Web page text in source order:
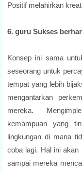
Positif melahirkan
6. guru Sukses
Konsep ini sama
seseorang untuk
tempat yang lebih
mengantarkan
mereka.
kemampuan yang
lingkungan di mana
coba lagi. Hal ini
sampai mereka